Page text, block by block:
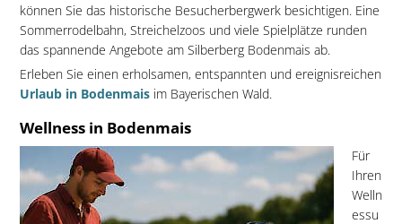
können Sie das historische Besucherbergwerk besichtigen. Eine
Sommerrodelbahn, Streichelzoos und viele Spielplätze runden
das spannende Angebote am Silberberg Bodenmais ab.
Erleben Sie einen erholsamen, entspannten und ereignisreichen
Urlaub in Bodenmaisim Bayerischen Wald.
Wellness in Bodenmais
Für
Ihren
Welln
essu